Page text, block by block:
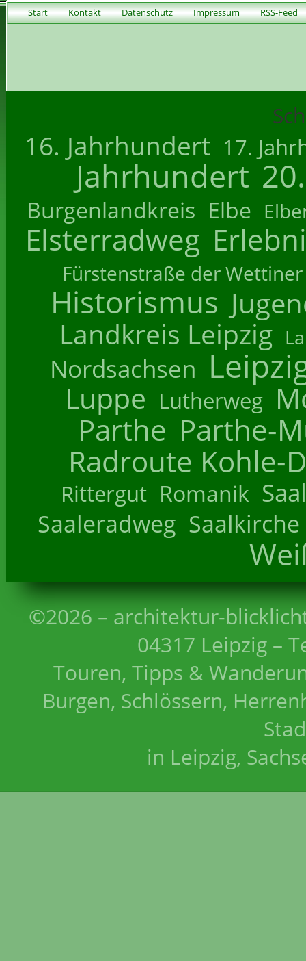
Start Kontakt Datenschutz Impressum RSS-Feed
16. Jahrhundert 17.
Jahrhundert
Burgenlandkreis Elbe
Elsterradweg
Fürstenstraße der Wettiner
Historismus
Landkreis Leipzig
Nordsachsen
Luppe Lutherweg
Parthe Parthe-
Radroute Kohle-
Rittergut Romanik
Saaleradweg Saalkirche
©2026 – architektur-
04317 Leipzig –
Touren, Tipps &
Burgen, Schlössern,
in Leipzig,